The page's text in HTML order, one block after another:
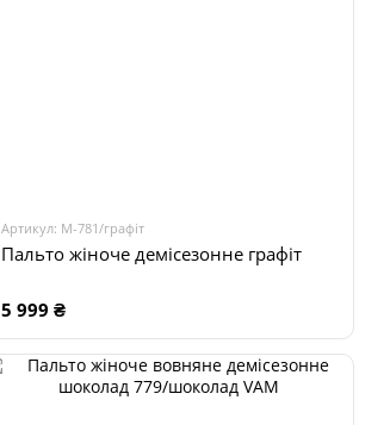
Артикул: М-781/графіт
Пальто жіноче демісезонне графіт
5 999 ₴